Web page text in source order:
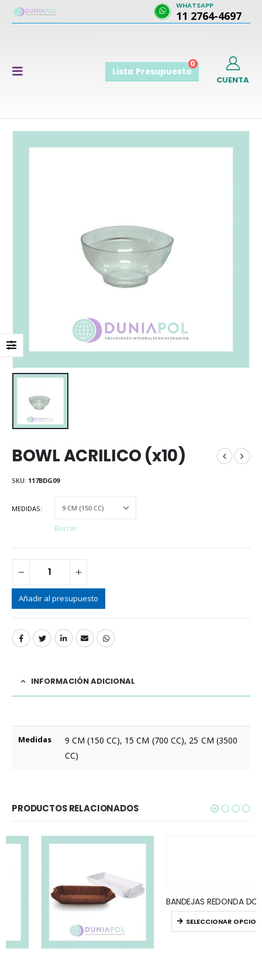
WHATSAPP
11 2764-4697
0
Lista Presupuesto
CUENTA
BOWL ACRILICO (x10)
SKU: 117BDG09
MEDIDAS
Borrar
Añadir al presupuesto
INFORMACIÓN ADICIONAL
Medidas
9 CM (150 CC), 15 CM (700 CC), 25 CM (3500
CC)
PRODUCTOS RELACIONADOS